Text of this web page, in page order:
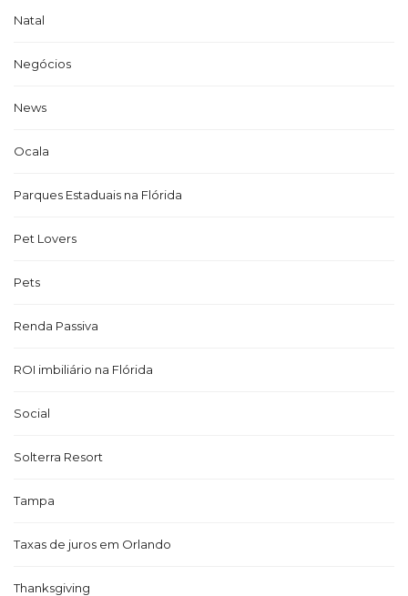
Natal
Negócios
News
Ocala
Parques Estaduais na Flórida
Pet Lovers
Pets
Renda Passiva
ROI imbiliário na Flórida
Social
Solterra Resort
Tampa
Taxas de juros em Orlando
Thanksgiving